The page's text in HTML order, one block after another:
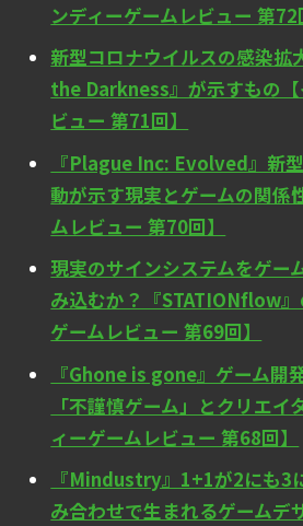
ンディーゲームレビュー 第72
新型コロナウイルスの感染
the Darkness』が示すもの【
ビュー 第71回】
『Plague Inc: Evolved』新
動が示す現実とゲームの関係
ムレビュー 第70回】
現実のサインシステムをゲー
み込むか？『STATIONflow
ゲームレビュー 第69回】
『Ghone is gone』ゲーム開
「不謹慎ゲーム」とクリエ
ィーゲームレビュー 第68回】
『Mindustry』1+1が2にも3
み合わせで生まれるゲームデ